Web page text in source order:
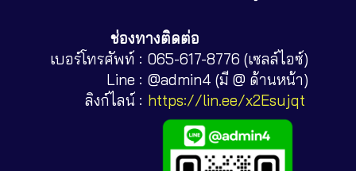
ช่องทางติดต่อ
เบอร์โทรศัพท์ : 065-617-8776 (เซลล์ไอซ์)
Line : @admin4 (มี @ ด้านหน้า)
ลิงก์ไลน์ : https://lin.ee/x2Esujqt